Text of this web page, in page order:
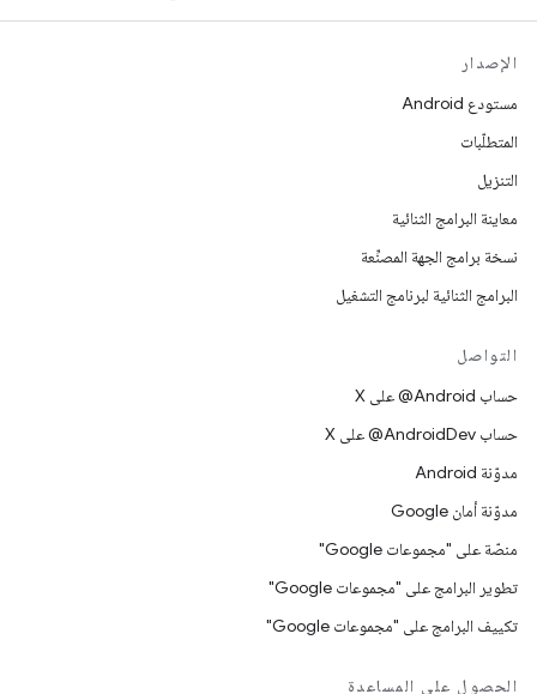
الإصدار
مستودع Android
المتطلّبات
التنزيل
معاينة البرامج الثنائية
نسخة برامج الجهة المصنِّعة
البرامج الثنائية لبرنامج التشغيل
التواصل
حساب ‎@Android على X
حساب ‎@AndroidDev على X
مدوّنة Android
مدوّنة أمان Google
منصّة على "مجموعات Google"
تطوير البرامج على "مجموعات Google"
تكييف البرامج على "مجموعات Google"
الحصول على المساعدة